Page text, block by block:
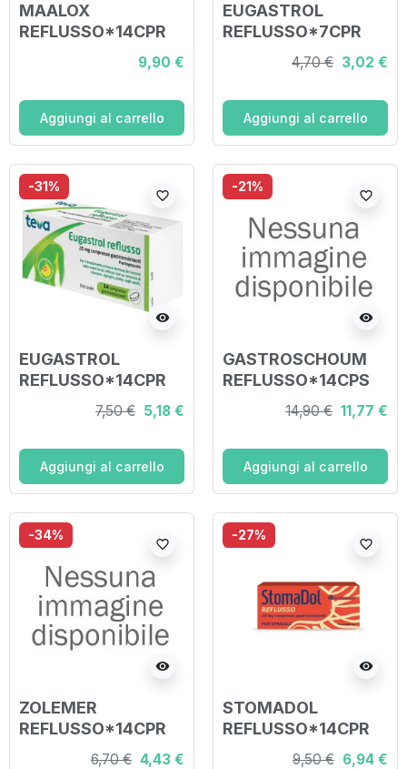
MAALOX
REFLUSSO*14CPR
9,90 €
Aggiungi al carrello
EUGASTROL
REFLUSSO*7CPR
4,70 € 3,02 €
Aggiungi al carrello
-31%
visibility
favorite_border
EUGASTROL
REFLUSSO*14CPR
7,50 € 5,18 €
Aggiungi al carrello
-21%
visibility
favorite_border
GASTROSCHOUM
REFLUSSO*14CPS
14,90 € 11,77 €
Aggiungi al carrello
-34%
visibility
favorite_border
ZOLEMER
REFLUSSO*14CPR
GASTR20
6,70 € 4,43 €
-27%
visibility
favorite_border
STOMADOL
REFLUSSO*14CPR
9,50 € 6,94 €